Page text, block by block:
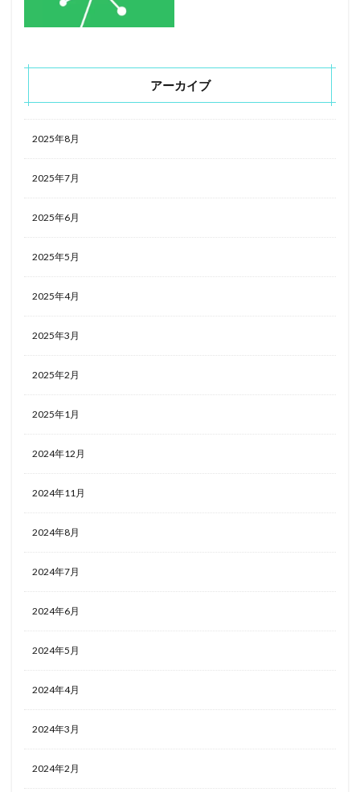
アーカイブ
2025年8月
2025年7月
2025年6月
2025年5月
2025年4月
2025年3月
2025年2月
2025年1月
2024年12月
2024年11月
2024年8月
2024年7月
2024年6月
2024年5月
2024年4月
2024年3月
2024年2月